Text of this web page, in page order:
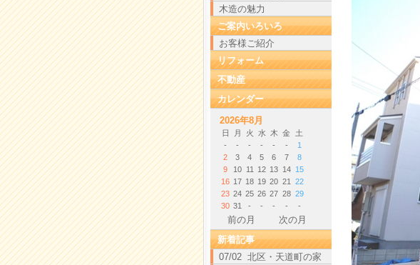
木造の魅力
ご案内いろいろ
お客様ご紹介
リフォーム
不動産
カレンダー
2026年8月
日 月 火 水 木 金
土
-
- - - - -
1
2
3 4 5 6 7
8
9
10 11 12 13 14
15
16 17 18 19 20 21
22
23 24 25 26 27 28 29
30 31 - - - - -
前の月
次の月
新着記事
07/02 北区・天道町の家